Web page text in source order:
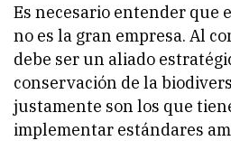
Es necesario entender que
no es la gran empresa. Al
debe ser un aliado
conservación de la
justamente son los que
implementar estándares